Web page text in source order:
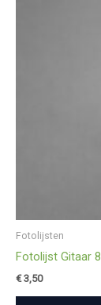
Fotolijsten
Fotolijst Gitaar 8
€3,50